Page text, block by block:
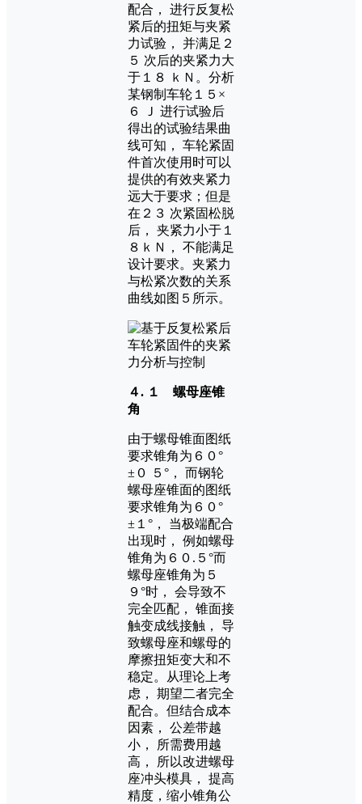
配合， 进行反复松
紧后的扭矩与夹紧
力试验， 并满足２
５ 次后的夹紧力大
于１８ ｋＮ。分析
某钢制车轮１５×
６ Ｊ 进行试验后
得出的试验结果曲
线可知， 车轮紧固
件首次使用时可以
提供的有效夹紧力
远大于要求；但是
在２３ 次紧固松脱
后， 夹紧力小于１
８ｋＮ， 不能满足
设计要求。夹紧力
与松紧次数的关系
曲线如图５所示。
４. １ 螺母座锥
角
由于螺母锥面图纸
要求锥角为６０°
±０ ５°， 而钢轮
螺母座锥面的图纸
要求锥角为６０°
±１°， 当极端配合
出现时， 例如螺母
锥角为６０.５°而
螺母座锥角为５
９°时， 会导致不
完全匹配， 锥面接
触变成线接触， 导
致螺母座和螺母的
摩擦扭矩变大和不
稳定。从理论上考
虑， 期望二者完全
配合。但结合成本
因素， 公差带越
小， 所需费用越
高， 所以改进螺母
座冲头模具， 提高
精度，缩小锥角公